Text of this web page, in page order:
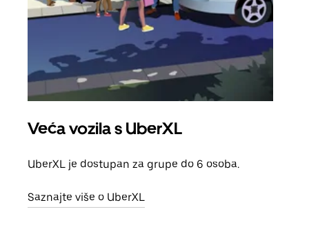
Veća vozila s UberXL
UberXL je dostupan za grupe do 6 osoba.
Saznajte više o UberXL